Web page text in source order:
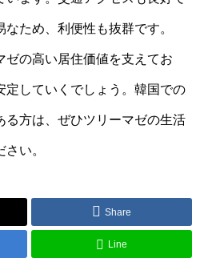
ため、利便性も抜群です。
ゼの高い居住価値を支えてお
定していくでしょう。韓国での
る方は、ぜひツリーマゼの生活
い。
Share
Line